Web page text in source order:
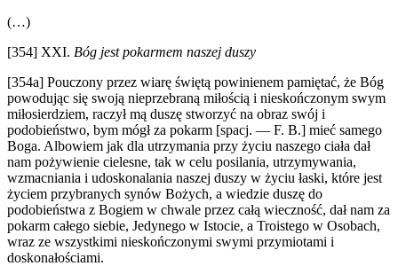
(…)
[354] XXI. Bóg jest pokarmem naszej duszy
[354a] Pouczony przez wiarę świętą powinienem pamiętać, że Bóg
powodując się swoją nieprzebraną miłością i nieskończonym swym
miłosierdziem, raczył mą duszę stworzyć na obraz swój i
podobieństwo, bym mógł za pokarm [spacj. — F. B.] mieć samego
Boga. Albowiem jak dla utrzymania przy życiu naszego ciała dał
nam pożywienie cielesne, tak w celu posilania, utrzymywania,
wzmacniania i udoskonalania naszej duszy w życiu łaski, które jest
życiem przybranych synów Bożych, a wiedzie duszę do
podobieństwa z Bogiem w chwale przez całą wieczność, dał nam za
pokarm całego siebie, Jedynego w Istocie, a Troistego w Osobach,
wraz ze wszystkimi nieskończonymi swymi przymiotami i
doskonałościami.